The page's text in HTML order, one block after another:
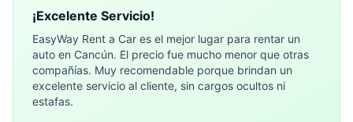
¡Excelente Servicio!
EasyWay Rent a Car es el mejor lugar para rentar un
auto en Cancún. El precio fue mucho menor que otras
compañías. Muy recomendable porque brindan un
excelente servicio al cliente, sin cargos ocultos ni
estafas.